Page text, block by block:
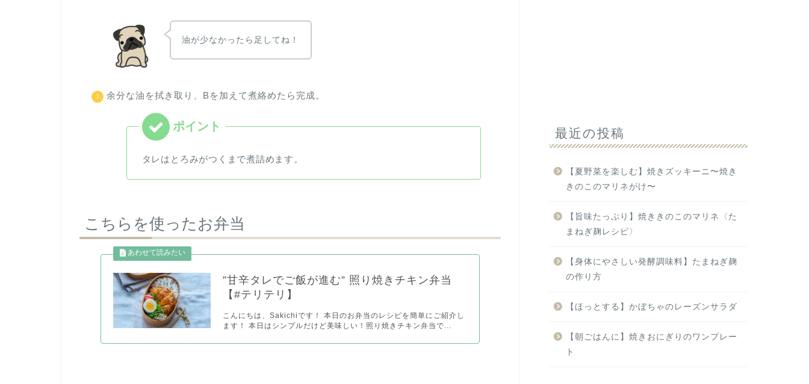
油が少なかったら足してね！
余分な油を拭き取り、Bを加えて煮絡めたら完成。
タレはとろみがつくまで煮詰めます。
こちらを使ったお弁当
”甘辛タレでご飯が進む” 照り焼きチキン弁当
【#テリテリ】
こんにちは、Sakichiです！ 本日のお弁当のレシピを簡単にご紹介し
ます！ 本日はシンプルだけど美味しい！照り焼きチキン弁当で...
最近の投稿
【夏野菜を楽しむ】焼きズッキーニ〜焼き
きのこのマリネがけ〜
【旨味たっぷり】焼ききのこのマリネ〈た
まねぎ麹レシピ〉
【身体にやさしい発酵調味料】たまねぎ麹
の作り方
【ほっとする】かぼちゃのレーズンサラダ
【朝ごはんに】焼きおにぎりのワンプレー
ト